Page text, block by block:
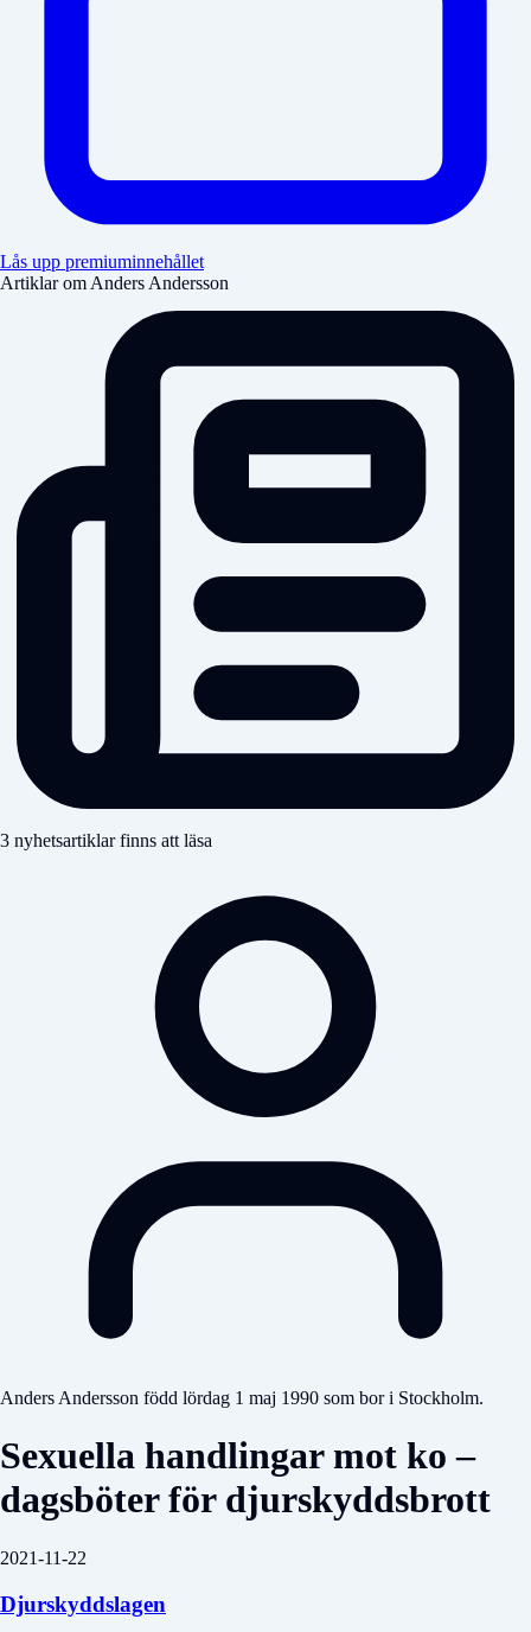
Lås upp premiuminnehållet
Artiklar om Anders Andersson
3 nyhetsartiklar finns att läsa
Anders Andersson född lördag 1 maj 1990 som bor i Stockholm.
Sexuella handlingar mot ko –
dagsböter för djurskyddsbrott
2021-11-22
Djurskyddslagen